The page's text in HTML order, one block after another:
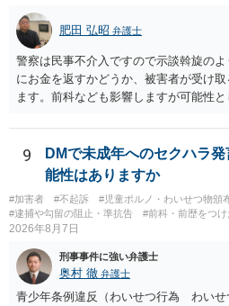
査の対象になることはありません。 警
しょう。 【質問２】 見せようと思って
行為から明らかです。したがいまして
せん。まして，刑罰として罰せられるこ
以上のように犯罪の嫌疑が否定されま
が成立することが前提ですので，不起
いています。不起訴にするにしても，
あえて不起訴の理由を挙げるなら，「
肥田 弘昭 弁護士
警察は民事不介入ですので示談斡旋の
にお金を返すかどうか、被害者が受け
ます。前科なども影響しますが可能性
9
DMで未成年へのセクハラ
能性はありますか
#加害者 #不起訴 #児童ポルノ・わいせつ物頒
#逮捕や勾留の阻止・準抗告
#前科・前歴をつけ
2026年8月7日
刑事事件に強い弁護士
奥村 徹 弁護士
青少年条例違反（わいせつ行為 わいせ